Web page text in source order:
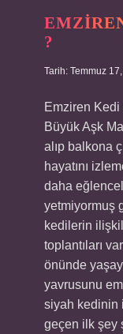
?
Tarih: Temmuz
Emziren
Büyük Aşk
alıp balkona
hayatını
daha
yetmiyormuş
kedilerin
toplantıları
önünde
yavrusunu
siyah kedinin
geçen ilk şey